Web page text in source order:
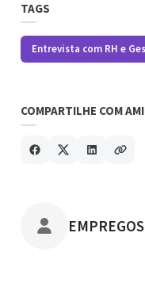
TAGS
Entrevista com RH e
COMPARTILHE COM
POSTADO